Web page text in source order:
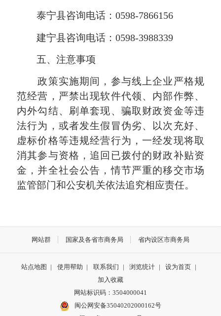
泰宁县咨询电话：0598-7866156
建宁县咨询电话：0598-3988339
五、注意事项
政策实施期间，参与线上企业严格规
范经营，严禁出现软件代领、内部作弊、
内外勾结、刷单套现、骗取财政资金等违
法行为，或者发生假冒伪劣、以次充好、
虚标价格等违规经营行为，一经发现将取
消其参与资格，追回已拨付的财政补贴资
金，并全社会公告，情节严重的移交市场
监管部门和公安机关依法追究相应责任。
网站群 国家及各省市商务局 省内设区市商务局
站点地图 | 使用帮助 | 联系我们 | 浏览统计 | 设为首页 |
加入收藏
网站标识码：3504000041
闽公网安备35040202000162号